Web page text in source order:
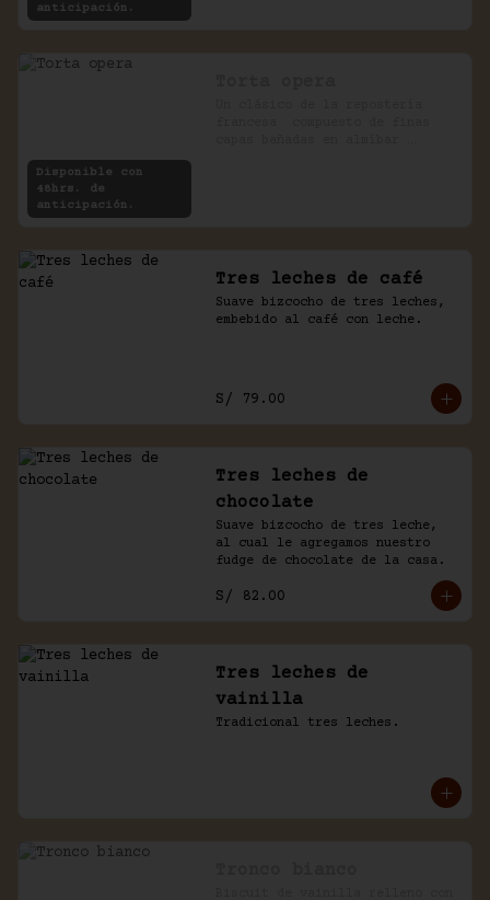
anticipación.
Disponible con
48hrs. de
anticipación.
Tres leches de café
Suave bizcocho de tres leches,
embebido al café con leche.
S/ 79.00
Tres leches de
chocolate
Suave bizcocho de tres leche,
al cual le agregamos nuestro
fudge de chocolate de la casa.
S/ 82.00
Tres leches de
vainilla
Tradicional tres leches.